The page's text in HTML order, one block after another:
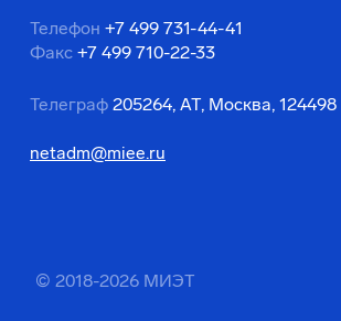
Телефон +7 499 731-44-41
Факс +7 499 710-22-33
Телеграф 205264, АТ, Москва, 124498
netadm@miee.ru
© 2018-2026 МИЭТ